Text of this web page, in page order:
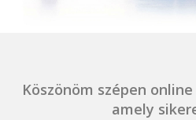
Köszönöm szépen
amely